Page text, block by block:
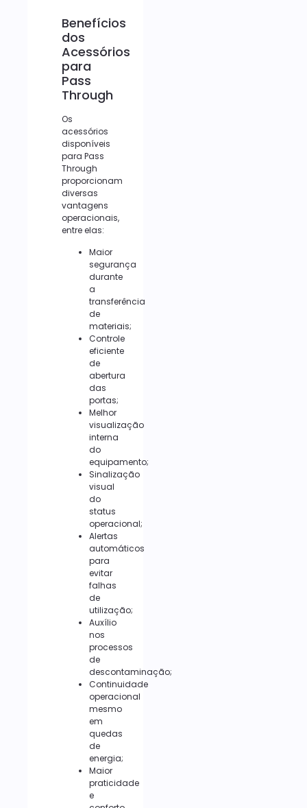
Benefícios
dos
Acessórios
para
Pass
Through
Os
acessórios
disponíveis
para Pass
Through
proporcionam
diversas
vantagens
operacionais,
entre elas:
Maior
segurança
durante
a
transferência
de
materiais;
Controle
eficiente
de
abertura
das
portas;
Melhor
visualização
interna
do
equipamento;
Sinalização
visual
do
status
operacional;
Alertas
automáticos
para
evitar
falhas
de
utilização;
Auxílio
nos
processos
de
descontaminação;
Continuidade
operacional
mesmo
em
quedas
de
energia;
Maior
praticidade
e